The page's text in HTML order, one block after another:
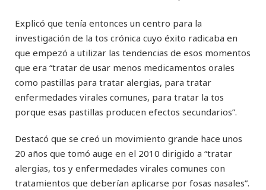
Explicó que tenía entonces un centro para la
investigación de la tos crónica cuyo éxito radicaba en
que empezó a utilizar las tendencias de esos momentos
que era “tratar de usar menos medicamentos orales
como pastillas para tratar alergias, para tratar
enfermedades virales comunes, para tratar la tos
porque esas pastillas producen efectos secundarios”.
Destacó que se creó un movimiento grande hace unos
20 años que tomó auge en el 2010 dirigido a “tratar
alergias, tos y enfermedades virales comunes con
tratamientos que deberían aplicarse por fosas nasales”.